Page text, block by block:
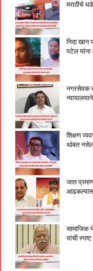
मराठीचे
निदा
पटेल
नगरसेवक
शिक्षण
थांबत नसेल
जात
आढळल्यास
सामाजिक
यांची